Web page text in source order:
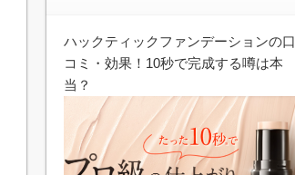
ハックティックファンデーションの口
コミ・効果！10秒で完成する噂は本
当？